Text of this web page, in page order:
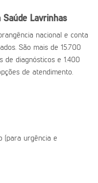
Saúde Lavrinhas
nacional e conta
São mais de 15.700
de diagnósticos e 1.400
de atendimento.
(para urgência e